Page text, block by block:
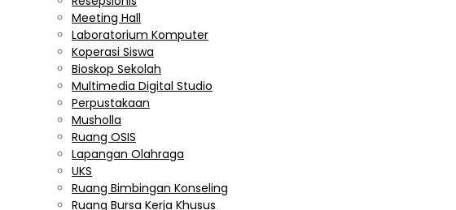
Meeting Hall
Laboratorium Komputer
Koperasi Siswa
Bioskop Sekolah
Multimedia Digital Studio
Perpustakaan
Musholla
Ruang OSIS
Lapangan Olahraga
UKS
Ruang Bimbingan Konseling
Ruang Bursa Kerja Khusus